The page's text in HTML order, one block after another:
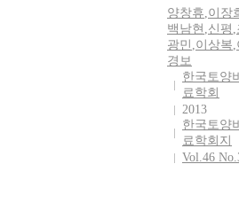
양창휴,이장
백남현 ,신평 ,
광민 ,이상복,
경보
한국토양
료학회
2013
한국토양
료학회지
Vol.46